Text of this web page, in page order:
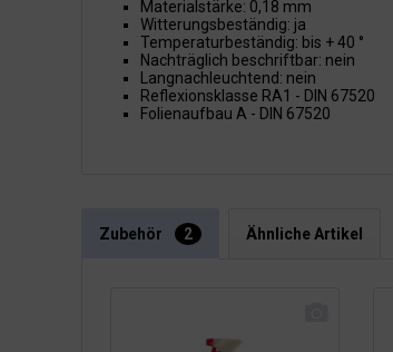
Materialstärke: 0,18 mm
Witterungsbeständig: ja
Temperaturbeständig: bis + 40 °
Nachträglich beschriftbar: nein
Langnachleuchtend: nein
Reflexionsklasse RA1 - DIN 67520
Folienaufbau A - DIN 67520
Zubehör 2 Ähnliche Artikel